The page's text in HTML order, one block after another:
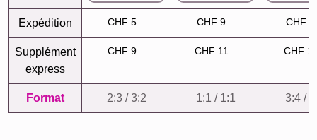
Expédition CHF 5.– CHF 9.– CHF
Supplément
express
CHF 9.– CHF 11.– CHF
Format 2:3 / 3:2 1:1 / 1:1 3:4 /